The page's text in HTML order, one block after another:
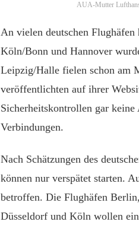
AUA-Mutter
An vielen deutschen Flughäfen
Köln/Bonn und Hannover
Leipzig/Halle fielen schon am
veröffentlichten auf ihrer
Sicherheitskontrollen gar
Verbindungen.
Nach Schätzungen des
können nur verspätet starten.
betroffen. Die Flughäfen
Düsseldorf und Köln wollen